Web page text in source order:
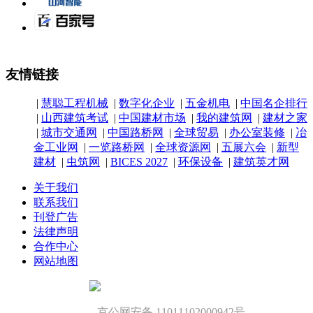
友情链接
| 慧聪工程机械 | 数字化企业 | 五金机电 | 中国名企排行
| 山西建筑考试 | 中国建材市场 | 我的建筑网 | 建材之家
| 城市交通网 | 中国路桥网 | 全球贸易 | 办公室装修 | 冶
金工业网
| 一览路桥网 | 全球资源网 | 五展六会 | 新型
建材 | 虫筑网 | BICES 2027 | 环保设备 | 建筑英才网
关于我们
联系我们
刊登广告
法律声明
合作中心
网站地图